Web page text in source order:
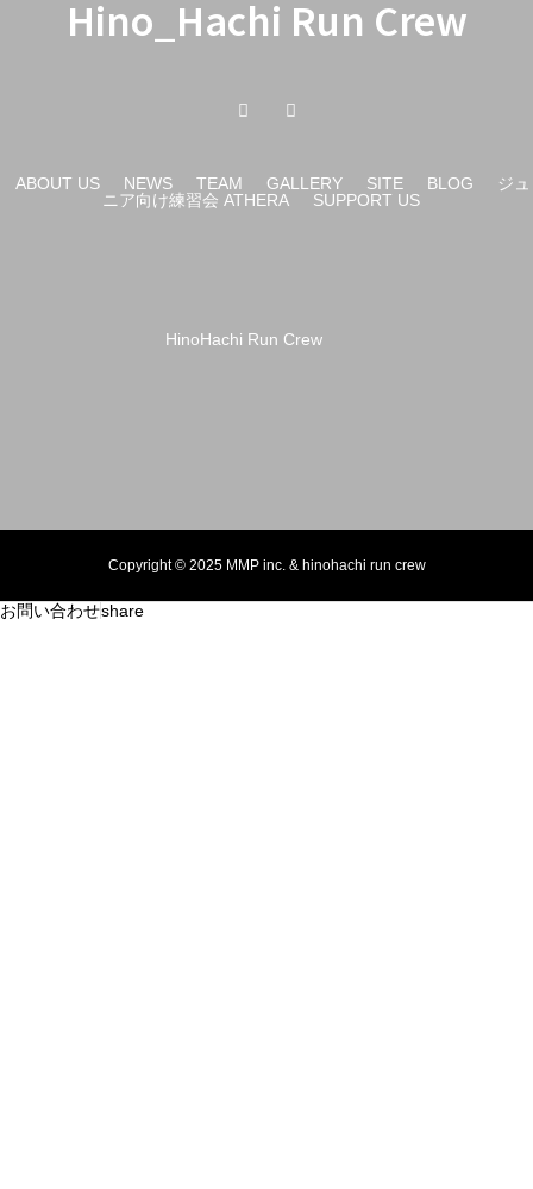
Hino_Hachi Run Crew
ABOUT US NEWS TEAM GALLERY SITE BLOG
ジュ
ニア向け練習会 ATHERA
SUPPORT US
HinoHachi Run Crew
Copyright © 2025 MMP inc. & hinohachi run crew
お問い合わせshare